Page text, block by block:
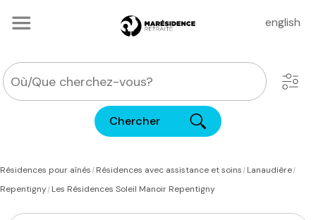
english
Chercher
Résidences pour aînés|Résidences avec assistance et soins|Lanaudière|
Repentigny|Les Résidences Soleil Manoir Repentigny